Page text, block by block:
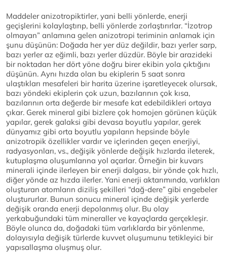
Maddeler anizotropiktirler, yani belli yönlerde, enerji
geçişlerini kolaylaştırıp, belli yönlerde zorlaştırırlar. “İzotrop
olmayan” anlamına gelen anizotropi teriminin anlamak için
şunu düşünün: Doğada her yer düz değildir, bazı yerler sarp,
bazı yerler az eğimli, bazı yerler düzdür. Böyle bir arazideki
bir noktadan her dört yöne doğru birer ekibin yola çıktığını
düşünün. Aynı hızda olan bu ekiplerin 5 saat sonra
ulaştıkları mesafeleri bir harita üzerine işaretleyecek olursak,
bazı yöndeki ekiplerin çok uzun, bazılarının çok kısa,
bazılarının orta değerde bir mesafe kat edebildikleri ortaya
çıkar. Gerek mineral gibi bizlere çok homojen görünen küçük
yapılar, gerek galaksi gibi devasa boyutlu yapılar, gerek
dünyamız gibi orta boyutlu yapıların hepsinde böyle
anizotropik özellikler vardır ve içlerinden geçen enerjiyi,
radyasyonları, vs., değişik yönlerde değişik hızlarda ileterek,
kutuplaşma oluşumlarına yol açarlar. Örneğin bir kuvars
minerali içinde ilerleyen bir enerji dalgası, bir yönde çok hızlı,
diğer yönde az hızda ilerler. Yani enerji aktarımında, varlıkları
oluşturan atomların diziliş şekilleri “dağ-dere” gibi engebeler
oluştururlar. Bunun sonucu mineral içinde değişik yerlerde
değişik oranda enerji depolanmış olur. Bu olay
yerkabuğundaki tüm mineraller ve kayaçlarda gerçekleşir.
Böyle olunca da, doğadaki tüm varlıklarda bir yönlenme,
dolayısıyla değişik türlerde kuvvet oluşumunu tetikleyici bir
yapısallaşma oluşmuş olur.